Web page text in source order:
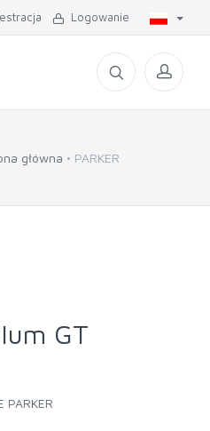
Logowanie
główna PARKER
GT
PARKER